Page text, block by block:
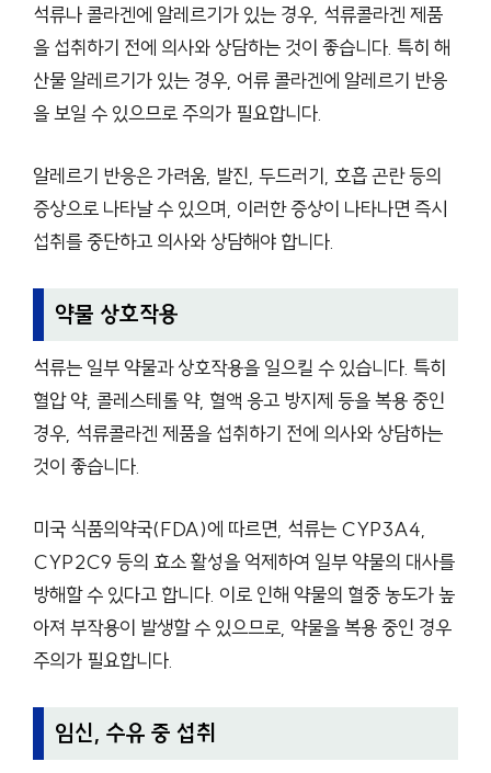
석류나 콜라겐에 알레르기가 있는 경우, 석류콜라겐 제품
을 섭취하기 전에 의사와 상담하는 것이 좋습니다. 특히 해
산물 알레르기가 있는 경우, 어류 콜라겐에 알레르기 반응
을 보일 수 있으므로 주의가 필요합니다.
알레르기 반응은 가려움, 발진, 두드러기, 호흡 곤란 등의
증상으로 나타날 수 있으며, 이러한 증상이 나타나면 즉시
섭취를 중단하고 의사와 상담해야 합니다.
약물 상호작용
석류는 일부 약물과 상호작용을 일으킬 수 있습니다. 특히
혈압 약, 콜레스테롤 약, 혈액 응고 방지제 등을 복용 중인
경우, 석류콜라겐 제품을 섭취하기 전에 의사와 상담하는
것이 좋습니다.
미국 식품의약국(FDA)에 따르면, 석류는 CYP3A4,
CYP2C9 등의 효소 활성을 억제하여 일부 약물의 대사를
방해할 수 있다고 합니다. 이로 인해 약물의 혈중 농도가 높
아져 부작용이 발생할 수 있으므로, 약물을 복용 중인 경우
주의가 필요합니다.
임신, 수유 중 섭취